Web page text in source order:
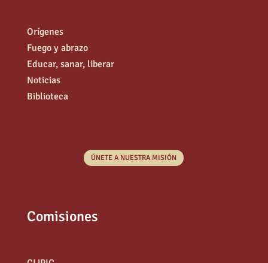
Orígenes
Fuego y abrazo
Educar, sanar, liberar
Noticias
Biblioteca
ÚNETE A NUESTRA MISIÓN
Comisiones